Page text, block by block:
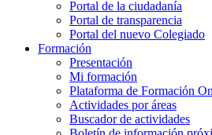
Portal de la ciudadanía
Portal de transparencia
Portal del nuevo Colegiado
Formación
Presentación
Mi formación
Plataforma de Formación
Actividades por áreas
Buscador de actividades